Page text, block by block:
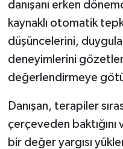
danışanı erken
kaynaklı otomatik
düşüncelerini,
deneyimlerini
değerlendirmeye
Danışan, terapiler
çerçeveden baktığını
bir değer yargısı